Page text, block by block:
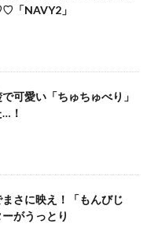
「NAVY2」
可愛い「ちゅちゅべり」
！
さに映え！「もんびじ
がうっとり